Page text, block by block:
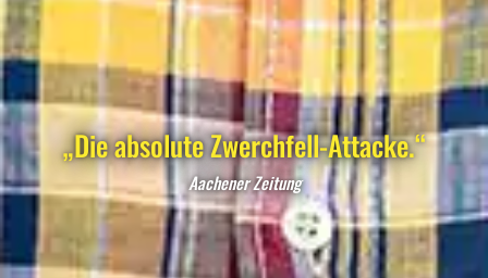
„Die absolute Zwerchfell-Attacke.“
Aachener Zeitung